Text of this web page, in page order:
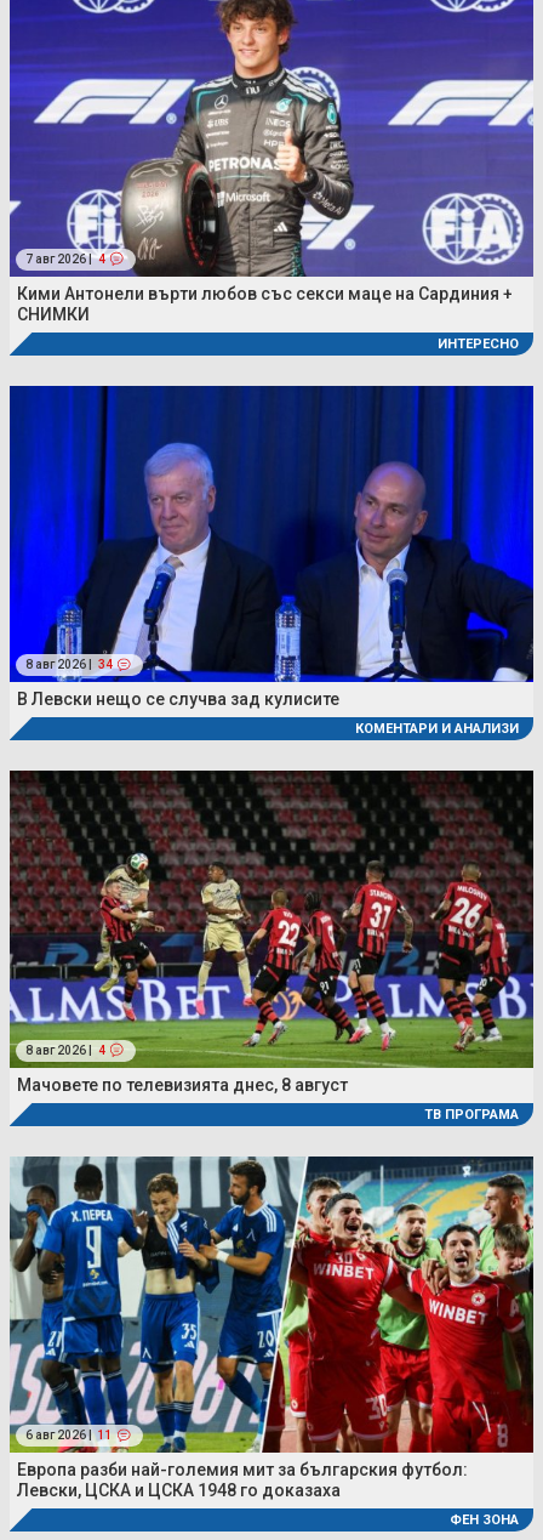
7 авг 2026 | 4
Кими Антонели върти любов със секси маце на Сардиния +
СНИМКИ
ИНТЕРЕСНО
8 авг 2026 | 34
В Левски нещо се случва зад кулисите
КОМЕНТАРИ И АНАЛИЗИ
8 авг 2026 | 4
Мачовете по телевизията днес, 8 август
ТВ ПРОГРАМА
6 авг 2026 | 11
Европа разби най-големия мит за българския футбол:
Левски, ЦСКА и ЦСКА 1948 го доказаха
ФЕН ЗОНА